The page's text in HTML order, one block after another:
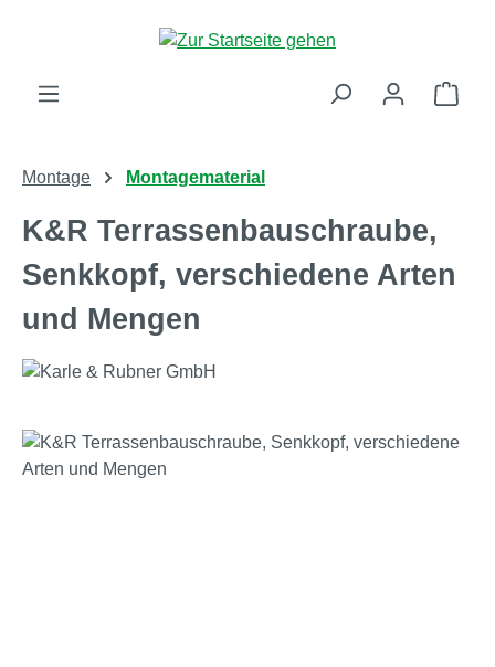
Zum Hauptinhalt springen
Montage Montagematerial
K&R Terrassenbauschraube,
Senkkopf, verschiedene Arten
und Mengen
Bildergalerie überspringen